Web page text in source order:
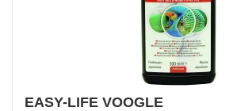
EASY-LIFE VOOGLE